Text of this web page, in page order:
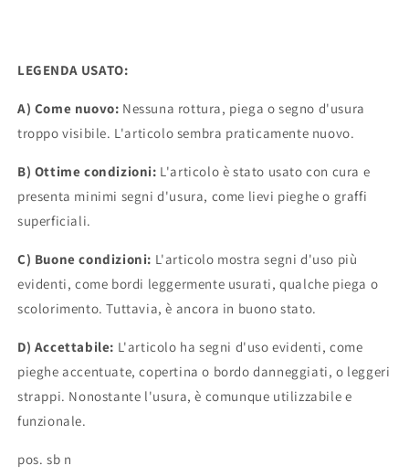
LEGENDA USATO:
A) Come nuovo: Nessuna rottura, piega o segno d'usura
troppo visibile. L'articolo sembra praticamente nuovo.
B) Ottime condizioni: L'articolo è stato usato con cura e
presenta minimi segni d'usura, come lievi pieghe o graffi
superficiali.
C) Buone condizioni: L'articolo mostra segni d'uso più
evidenti, come bordi leggermente usurati, qualche piega o
scolorimento. Tuttavia, è ancora in buono stato.
D) Accettabile: L'articolo ha segni d'uso evidenti, come
pieghe accentuate, copertina o bordo danneggiati, o leggeri
strappi. Nonostante l'usura, è comunque utilizzabile e
funzionale.
pos. sb n